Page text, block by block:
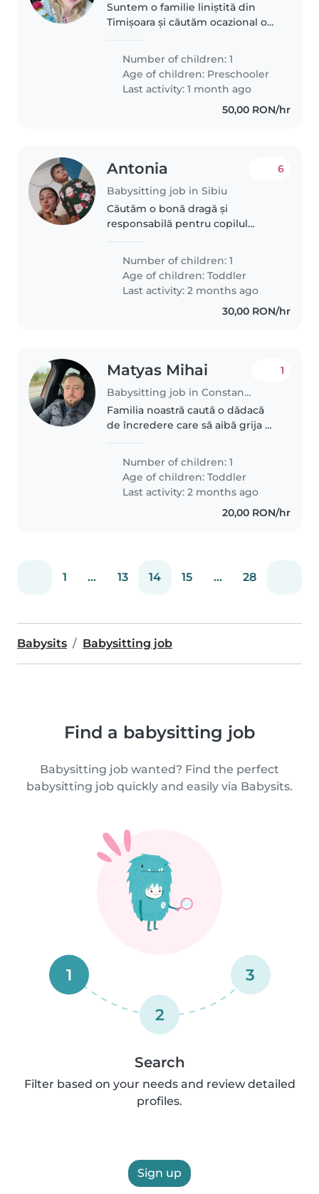
Suntem o familie liniștită din
Timișoara și căutăm ocazional o
Vladi, pentru unele date night-
uri în weekend. Vladi are 5 ani,
este un băiețel calm,..
Number of children: 1
Age of children: Preschooler
Last activity: 1 month ago
50,00 RON/hr
Antonia
Babysitting job in Sibiu
6
Căutăm o bonă dragă și
responsabilă pentru copilul
este plin de energie și foarte
curios,ii place sa se joace ,să
vorbeasca ,să se uite la desene..
Number of children: 1
Age of children:Toddler
Last activity: 2 months ago
30,00 RON/hr
Matyas Mihai
Babysitting job in Constanța
1
Familia noastră caută o dădacă
de încredere care să aibă grija de
nevoie de o dădacă care se simte
confortabil cu animalele de
companie și care face niște..
Number of children: 1
Age of children:Toddler
Last activity: 2 months ago
20,00 RON/hr
1 ... 13 14 15 ... 28
Babysits Babysitting job
Find a babysitting job
Babysitting job wanted? Find the perfect
babysitting job quickly and easily via Babysits.
1
2
3
Search
Filter based on your needs and review detailed
profiles.
Sign up